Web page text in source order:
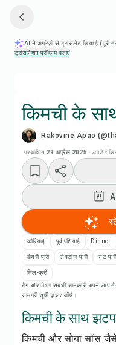
AI ने अंग्रेज़ी से ट्रांसलेट किया है (पूरी
ट्रांसलेशन प्रॉब्लम बताएं
किमची के
Rakovine Apao
प्रकाशित 29 अप्रैल 2025 ·अपडेट
कोरियाई पूर्व एशियाई Dinner
डेयरी-फ्री लैक्टोज-फ्री नट-
तिल-फ्री
टैग और पोषण संबंधी जानकारी अपने आप
सामग्री सूची ज़रूर जाँचें।
किमची के साथ
किमची और सोया सॉस